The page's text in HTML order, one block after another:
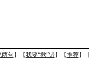
两句 】【我要“揪”错】【推荐】